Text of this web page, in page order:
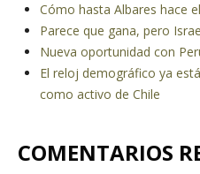
Cómo hasta Albares hace
Parece que gana, pero
Nueva oportunidad con
El reloj demográfico ya
como activo de Chile
COMENTARIOS